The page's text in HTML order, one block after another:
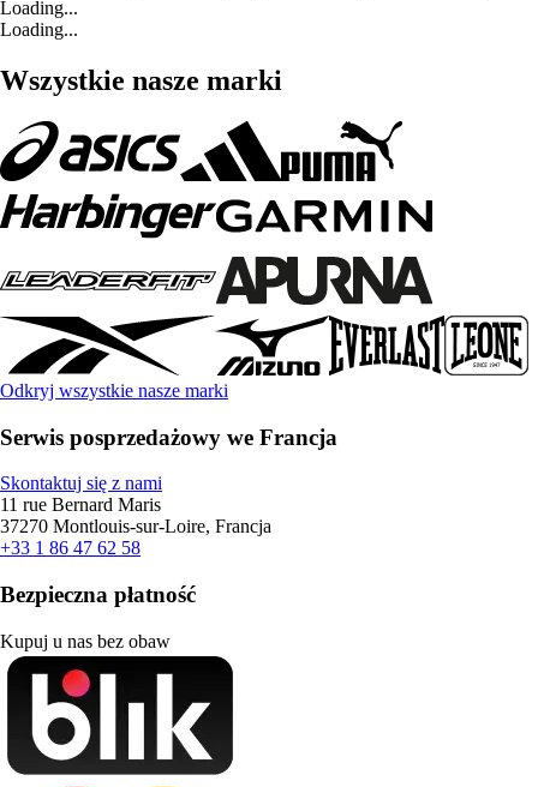
Loading...
Loading...
Wszystkie nasze marki
Odkryj wszystkie nasze marki
Serwis posprzedażowy we Francja
Skontaktuj się z nami
11 rue Bernard Maris
37270 Montlouis-sur-Loire, Francja
+33 1 86 47 62 58
Bezpieczna płatność
Kupuj u nas bez obaw